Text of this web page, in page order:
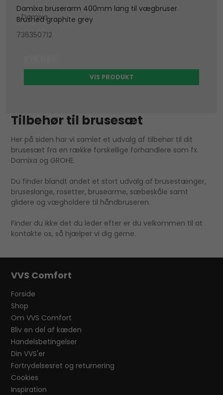
Damixa bruserarm 400mm lang til vægbruser.
Brushed graphite grey
Damixa
736350712
VIS PRODUKT
Tilbehør til brusesæt
Her på siden har vi samlet et udvalg af tilbehør til dit
brusesæt fra en række forskellige forhandlere som fx.
Damixa og GROHE.
Du finder blandt andet et stort udvalg af brusestænger,
bruseslange, rosetter, brusearme, sæbeskåle samt
glidere og vægholdere til håndbruseren.
Finder du ikke det du leder efter er du velkommen til at
kontakte os, så hjælper vi dig gerne.
VVS Comfort
Forside
Shop
Om VVS Comfort
Bliv en del af kæden
Handelsbetingelser
Din VVS'er
Fortrydelsesret og returnering
Cookies
Inspiration